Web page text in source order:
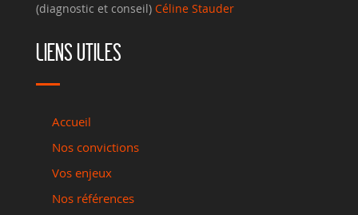
(diagnostic et conseil) Céline Stauder
LIENS UTILES
Accueil
Nos convictions
Vos enjeux
Nos références